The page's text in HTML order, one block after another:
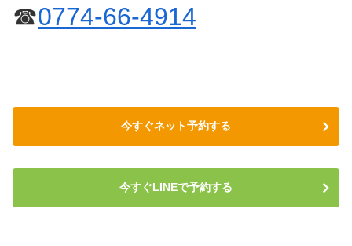
☎0774-66-4914
今すぐネット予約する
今すぐLINEで予約する